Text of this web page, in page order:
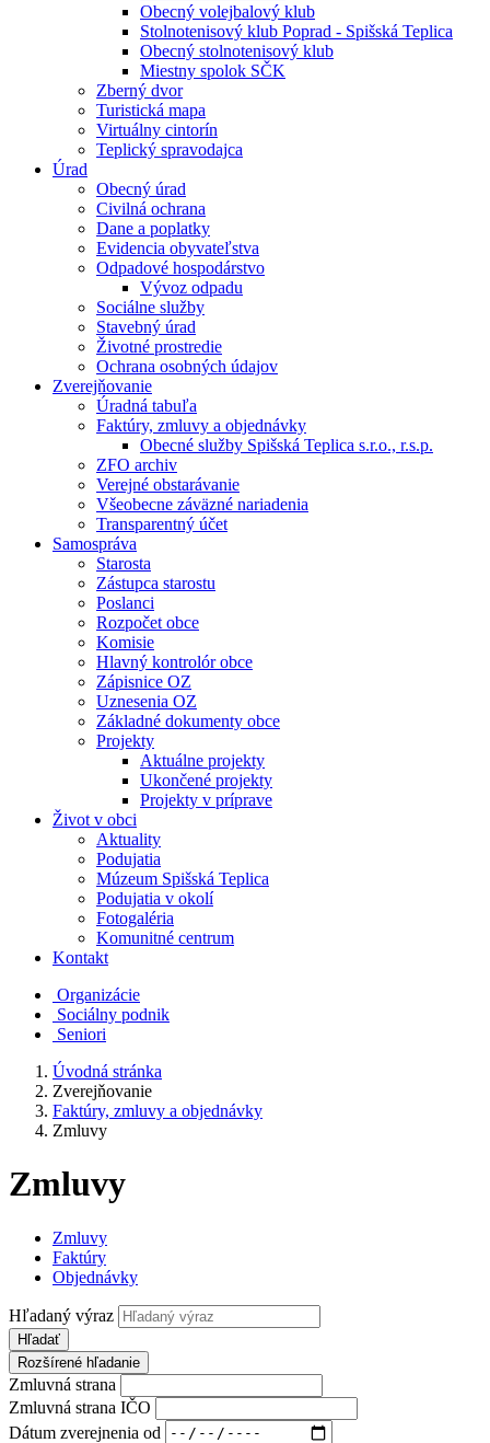
Obecný volejbalový klub
Stolnotenisový klub Poprad - Spišská Teplica
Obecný stolnotenisový klub
Miestny spolok SČK
Zberný dvor
Turistická mapa
Virtuálny cintorín
Teplický spravodajca
Úrad
Obecný úrad
Civilná ochrana
Dane a poplatky
Evidencia obyvateľstva
Odpadové hospodárstvo
Vývoz odpadu
Sociálne služby
Stavebný úrad
Životné prostredie
Ochrana osobných údajov
Zverejňovanie
Úradná tabuľa
Faktúry, zmluvy a objednávky
Obecné služby Spišská Teplica s.r.o., r.s.p.
ZFO archiv
Verejné obstarávanie
Všeobecne záväzné nariadenia
Transparentný účet
Samospráva
Starosta
Zástupca starostu
Poslanci
Rozpočet obce
Komisie
Hlavný kontrolór obce
Zápisnice OZ
Uznesenia OZ
Základné dokumenty obce
Projekty
Aktuálne projekty
Ukončené projekty
Projekty v príprave
Život v obci
Aktuality
Podujatia
Múzeum Spišská Teplica
Podujatia v okolí
Fotogaléria
Komunitné centrum
Kontakt
Organizácie
Sociálny podnik
Seniori
Úvodná stránka
Zverejňovanie
Faktúry, zmluvy a objednávky
Zmluvy
Zmluvy
Zmluvy
Faktúry
Objednávky
Hľadaný výraz
Hľadať
Rozšírené hľadanie
Zmluvná strana
Zmluvná strana IČO
Dátum zverejnenia od